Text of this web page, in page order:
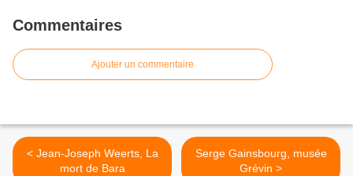
Commentaires
Ajouter un commentaire
< Jean-Joseph Weerts, La
mort de Bara
Serge Gainsbourg, musée
Grévin >